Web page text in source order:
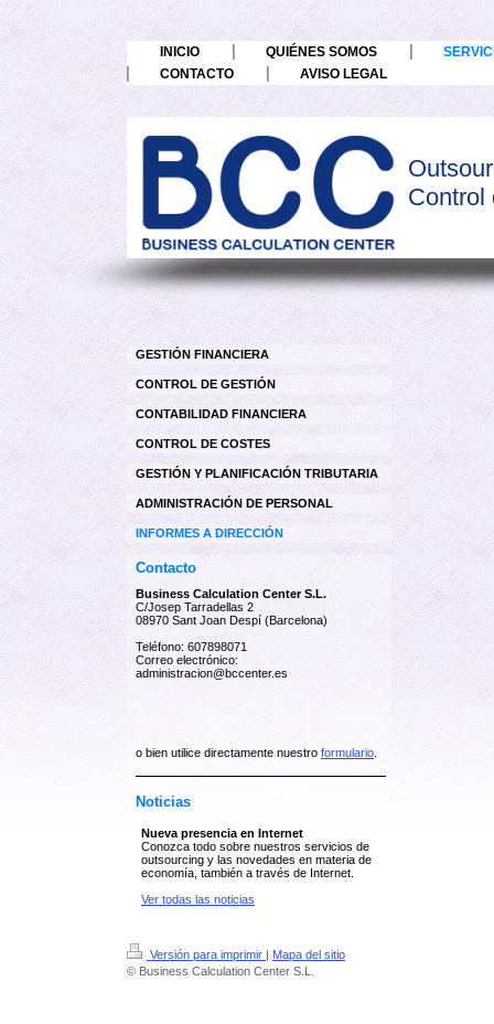
INICIO QUIÉNES SOMOS
CONTACTO
AVISO LEGAL
Control
GESTIÓN FINANCIERA
CONTROL DE GESTIÓN
CONTABILIDAD FINANCIERA
CONTROL DE COSTES
GESTIÓN Y PLANIFICACIÓN TRIBUTARIA
ADMINISTRACIÓN DE PERSONAL
INFORMES A DIRECCIÓN
Contacto
Business Calculation Center S.L.
C/Josep Tarradellas 2
08970 Sant Joan Despí (Barcelona)
Teléfono: 607898071
Correo electrónico:
administracion@bccenter.es
o bien utilice directamente nuestro formulario
Noticias
Nueva presencia en Internet
Conozca todo sobre nuestros servicios de
outsourcing y las novedades en materia de
economía, también a través de Internet.
Ver todas las noticias
Versión para imprimir | Mapa del sitio
© Business Calculation Center S.L.